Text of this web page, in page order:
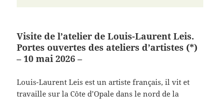
Visite de l’atelier de Louis-Laurent Leis.
Portes ouvertes des ateliers d’artistes (*)
– 10 mai 2026 –
Louis-Laurent Leis est un artiste français, il vit et
travaille sur la Côte d’Opale dans le nord de la